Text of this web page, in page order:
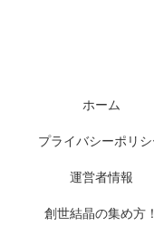
ホーム
プライバシーポリシ
運営者情報
創世結晶の集め方！